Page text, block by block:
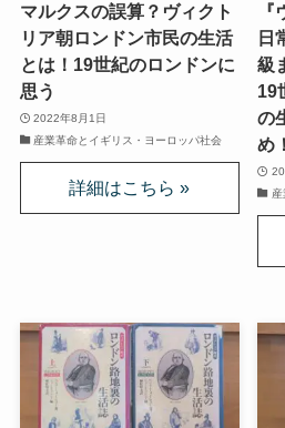
仏教書データベース
スリランカ、ネパール、東南
日本仏教とその歴史
親鸞とドストエフスキー・世
マルクスの誤算？ヴィクト
リア朝ロンドン市民の生活
とは！19世紀のロンドンに
思う
2022年8月1日
産業革命とイギリス・ヨーロッパ社会
日
級
19
の
め！